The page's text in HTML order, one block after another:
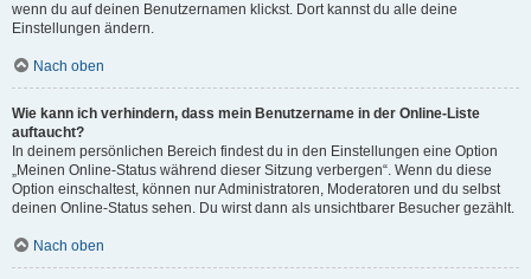
wenn du auf deinen Benutzernamen klickst. Dort kannst du alle deine
Einstellungen ändern.
Nach oben
Wie kann ich verhindern, dass mein Benutzername in der Online-Liste
auftaucht?
In deinem persönlichen Bereich findest du in den Einstellungen eine Option
„Meinen Online-Status während dieser Sitzung verbergen“. Wenn du diese
Option einschaltest, können nur Administratoren, Moderatoren und du selbst
deinen Online-Status sehen. Du wirst dann als unsichtbarer Besucher gezählt.
Nach oben